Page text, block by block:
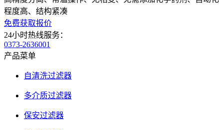
程度高、结构紧凑
免费获取报价
24小时热线服务：
0373-2636001
产品菜单
自清洗过滤器
多介质过滤器
保安过滤器